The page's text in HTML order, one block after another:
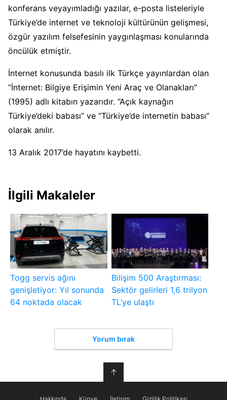
konferans veyayımladığı yazılar, e-posta listeleriyle
Türkiye’de internet ve teknoloji kültürünün gelişmesi,
özgür yazılım felsefesinin yaygınlaşması konularında
öncülük etmiştir.
İnternet konusunda basılı ilk Türkçe yayınlardan olan
“İnternet: Bilgiye Erişimin Yeni Araç ve Olanakları”
(1995) adlı kitabın yazarıdır. “Açık kaynağın
Türkiye’deki babası” ve “Türkiye’de internetin babası”
olarak anılır.
13 Aralık 2017’de hayatını kaybetti.
İlgili Makaleler
Togg servis ağını
genişletiyor: Yıl sonunda
64 noktada olacak
Bilişim 500 Araştırması:
Sektör gelirleri 1,6 trilyon
TL’ye ulaştı
Yorum bırak
↑